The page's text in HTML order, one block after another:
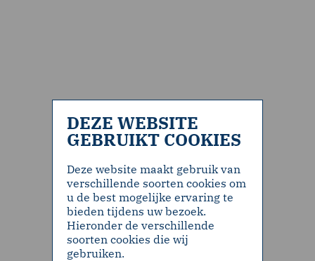
DEZE WEBSITE
GEBRUIKT COOKIES
Deze website maakt gebruik van
verschillende soorten cookies om
u de best mogelijke ervaring te
bieden tijdens uw bezoek.
Hieronder de verschillende
soorten cookies die wij
gebruiken.